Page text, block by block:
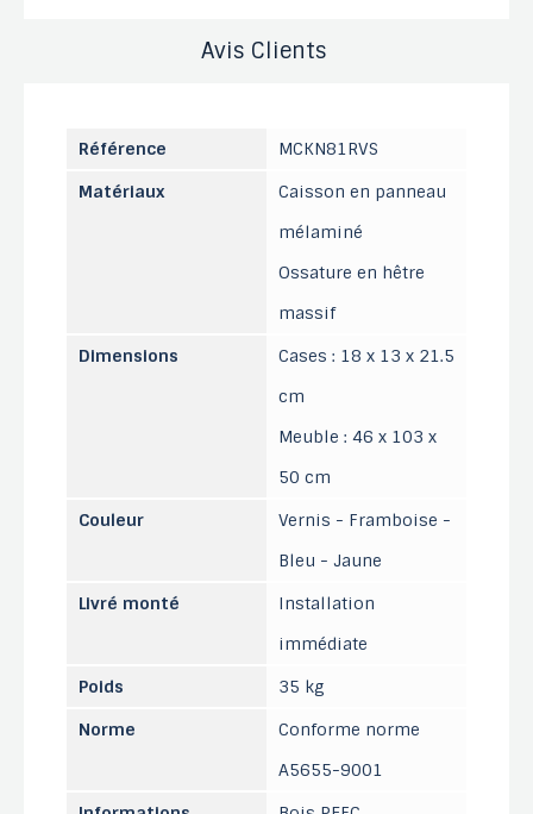
Avis Clients
Référence
MCKN81RVS
Matériaux
Caisson en panneau
mélaminé
Ossature en hêtre
massif
Dimensions
Cases : 18 x 13 x 21.5
cm
Meuble : 46 x 103 x
50 cm
Couleur
Vernis - Framboise -
Bleu - Jaune
Livré monté
Installation
immédiate
Poids
35 kg
Norme
Conforme norme
A5655-9001